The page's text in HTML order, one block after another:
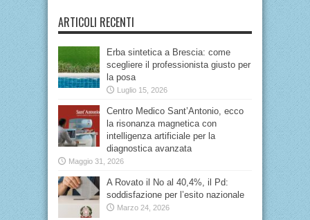
ARTICOLI RECENTI
Erba sintetica a Brescia: come
scegliere il professionista giusto per
la posa
Luglio 15, 2026
Centro Medico Sant’Antonio, ecco
la risonanza magnetica con
intelligenza artificiale per la
diagnostica avanzata
Maggio 31, 2026
A Rovato il No al 40,4%, il Pd:
soddisfazione per l’esito nazionale
Marzo 24, 2026